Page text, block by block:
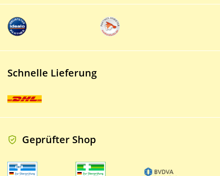
Schnelle Lieferung
Geprüfter Shop